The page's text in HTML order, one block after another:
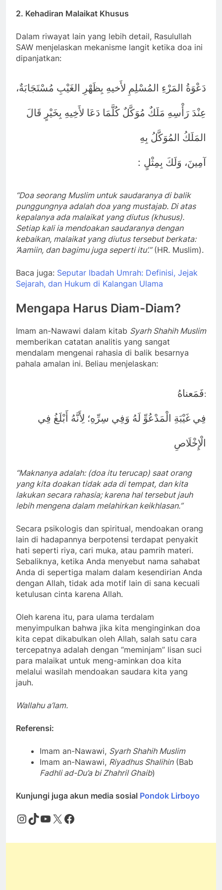
2. Kehadiran Malaikat Khusus
Dalam riwayat lain yang lebih detail, Rasulullah
SAW menjelaskan mekanisme langit ketika doa ini
dipanjatkan:
دَعْوَةُ المَرْءِ المُسْلِمِ لأَخيهِ بِظَهْرِ الغَيْبِ مُسْتَجَابَةٌ،
عِنْدَ رَأْسِهِ مَلَكٌ مُوَكَّلٌ كُلَّمَا دَعَا لأَخِيهِ بِخَيْرٍ قَالَ
المَلَكُ المُوَكَّلُ بِهِ
: آمِينَ، وَلَكَ بِمِثْلٍ
“Doa seorang Muslim untuk saudaranya di balik
punggungnya adalah doa yang mustajab. Di atas
kepalanya ada malaikat yang diutus (khusus).
Setiap kali ia mendoakan saudaranya dengan
kebaikan, malaikat yang diutus tersebut berkata:
‘Aamiin, dan bagimu juga seperti itu’.”(HR. Muslim).
Baca juga: Seputar Ibadah Umrah: Definisi, Jejak
Sejarah, dan Hukum di Kalangan Ulama
Mengapa Harus Diam-Diam?
Imam an-Nawawi dalam kitab Syarh Shahih Muslim
memberikan catatan analitis yang sangat
mendalam mengenai rahasia di balik besarnya
pahala amalan ini. Beliau menjelaskan:
فَمَعناهُ:
فِي غَيْبَةِ الْمَدْعُوِّ لَهُ وَفِي سِرِّهِ؛ لِأَنَّهُ أَبْلَغُ فِي
الْإِخْلَاصِ
“Maknanya adalah: (doa itu terucap) saat orang
yang kita doakan tidak ada di tempat, dan kita
lakukan secara rahasia; karena hal tersebut jauh
lebihmengenadalam melahirkan keikhlasan.”
Secara psikologis dan spiritual, mendoakan orang
lain di hadapannya berpotensi terdapat penyakit
hati seperti riya, cari muka, atau pamrih materi.
Sebaliknya, ketika Anda menyebut nama sahabat
Anda di sepertiga malam dalam kesendirian Anda
dengan Allah, tidak ada motif lain di sana kecuali
ketulusan cinta karena Allah.
Oleh karena itu, para ulama terdalam
menyimpulkan bahwa jika kita menginginkan doa
kita cepat dikabulkan oleh Allah, salah satu cara
tercepatnya adalah dengan “meminjam” lisan suci
para malaikat untuk meng-aminkan doa kita
melalui wasilah mendoakan saudara kita yang
jauh.
Wallahu a’lam.
Referensi:
Imam an-Nawawi, Syarh Shahih Muslim
Imam an-Nawawi, Riyadhus Shalihin(Bab
Fadhli ad-Du’a bi Zhahril Ghaib)
Kunjungi juga akun media sosial Pondok Lirboyo
Instagram
TikTok
YouTube
X Facebook